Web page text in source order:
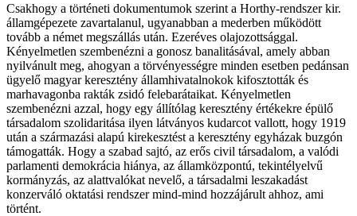
Csakhogy a történeti dokumentumok szerint a Horthy-rendszer kir.
államgépezete zavartalanul, ugyanabban a mederben működött
tovább a német megszállás után. Ezeréves olajozottsággal.
Kényelmetlen szembenézni a gonosz banalitásával, amely abban
nyilvánult meg, ahogyan a törvényességre minden esetben pedánsan
ügyelő magyar keresztény államhivatalnokok kifosztották és
marhavagonba rakták zsidó felebarátaikat. Kényelmetlen
szembenézni azzal, hogy egy állítólag keresztény értékekre épülő
társadalom szolidaritása ilyen látványos kudarcot vallott, hogy 1919
után a származási alapú kirekesztést a keresztény egyházak buzgón
támogatták. Hogy a szabad sajtó, az erős civil társadalom, a valódi
parlamenti demokrácia hiánya, az államközpontú, tekintélyelvű
kormányzás, az alattvalókat nevelő, a társadalmi leszakadást
konzerváló oktatási rendszer mind-mind hozzájárult ahhoz, ami
történt.